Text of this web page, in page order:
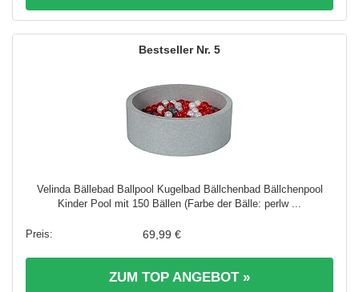
5
Velinda Bällebad Ballpool Kugelbad Bällchenbad Bällchenpool
Kinder Pool mit 150 Bällen (Farbe der Bälle: perlw ...
69,99 €
ZUM TOP ANGEBOT »